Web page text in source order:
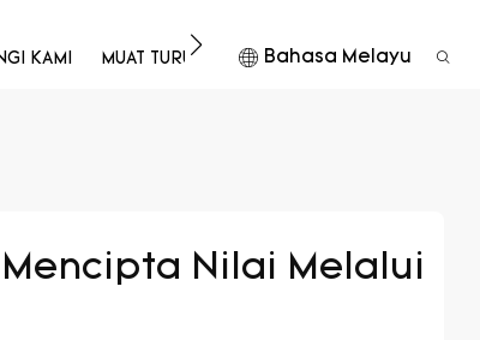
KAMI MUAT TURUN Bahasa Melayu
Nilai Melalui